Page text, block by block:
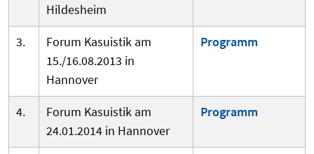
Hildesheim
3.
Forum Kasuistik am
15./16.08.2013 in
Hannover
Programm
4.
Forum Kasuistik am
24.01.2014 in Hannover
Programm